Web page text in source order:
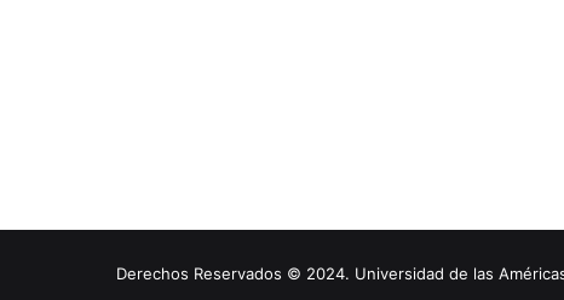
Derechos Reservados © 2024. Universidad de las